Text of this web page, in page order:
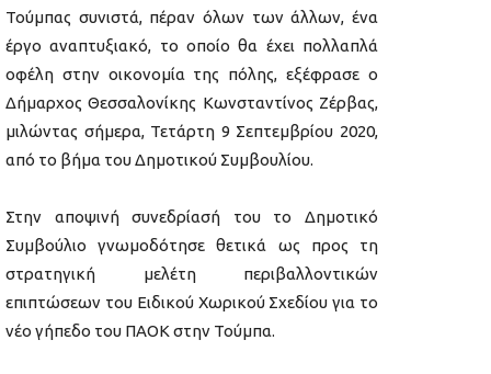
Τούμπας συνιστά, πέραν όλων των άλλων, ένα
έργο αναπτυξιακό, το οποίο θα έχει πολλαπλά
οφέλη στην οικονομία της πόλης, εξέφρασε ο
Δήμαρχος Θεσσαλονίκης Κωνσταντίνος Ζέρβας,
μιλώντας σήμερα, Τετάρτη 9 Σεπτεμβρίου 2020,
από το βήμα του Δημοτικού Συμβουλίου.
Στην αποψινή συνεδρίασή του το Δημοτικό
Συμβούλιο γνωμοδότησε θετικά ως προς τη
στρατηγική μελέτη περιβαλλοντικών
επιπτώσεων του Ειδικού Χωρικού Σχεδίου για το
νέο γήπεδο του ΠΑΟΚ στην Τούμπα.